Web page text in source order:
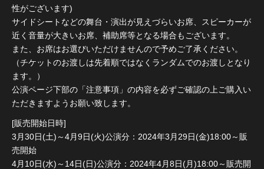
性がございます)
サイドシートなどの舞台・演出が見えづらいお席、スピーカーが
近く音量が大きいお席、補助席等となる場合もございます。
また、お席はお選びいただけませんので予めご了承ください。
（チケットのお渡しは先着順ではなくランダムでのお渡しとなり
ます。）
公演ページ下部の「注意事項」の内容を必ずご確認の上ご購入い
ただきますようお願い致します。
[販売開始日時]
3月30日(土)～4月9日(火)公演分：2024年3月29日(金)18:00～販
売開始
4月10日(水)～14日(日)公演分：2024年4月8日(月)18:00～販売開